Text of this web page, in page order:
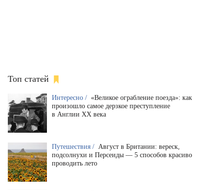
Топ статей
Интересно / «Великое ограбление поезда»: как
произошло самое дерзкое преступление
в Англии XX века
Путешествия / Август в Британии: вереск,
подсолнухи и Персеиды — 5 способов красиво
проводить лето